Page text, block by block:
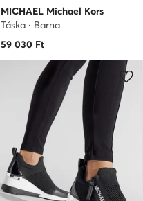
MICHAEL Michael Kors
Táska · Barna
59 030 Ft